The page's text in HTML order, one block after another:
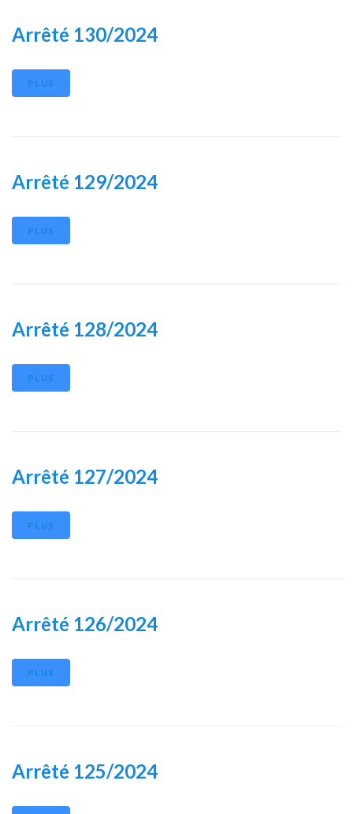
Arrêté 130/2024
PLUS
Arrêté 129/2024
PLUS
Arrêté 128/2024
PLUS
Arrêté 127/2024
PLUS
Arrêté 126/2024
PLUS
Arrêté 125/2024